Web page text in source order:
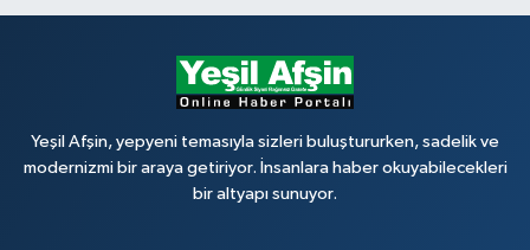
Yeşil Afşin, yepyeni temasıyla sizleri buluştururken, sadelik ve
modernizmi bir araya getiriyor. İnsanlara haber okuyabilecekleri
bir altyapı sunuyor.